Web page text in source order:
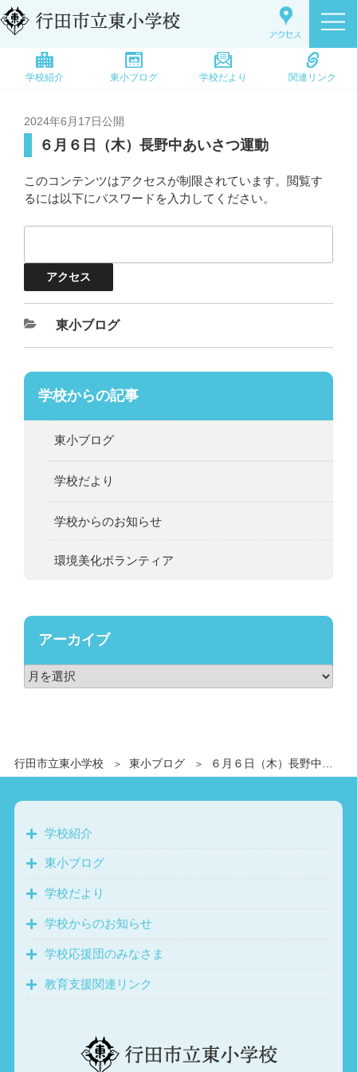
学校紹介 東小ブログ 学校だより 関連リンク
行田市立東小学校 東小ブログ ６月６日（木）長野中あいさつ運動
2024年6月17日公開
６月６日（木）長野中あいさつ運動
このコンテンツはアクセスが制限されています。閲覧す
るには以下にパスワードを入力してください。
東小ブログ
学校からの記事
東小ブログ
学校だより
学校からのお知らせ
環境美化ボランティア
アーカイブ
学校紹介
東小ブログ
学校だより
学校からのお知らせ
学校応援団のみなさま
教育支援関連リンク